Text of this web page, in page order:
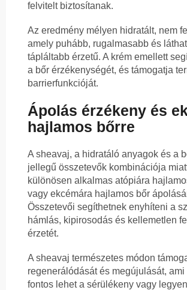
felvitelt biztosítanak.
Az eredmény mélyen hidratált, nem
amely puhább, rugalmasabb és
tápláltabb érzetű. A krém emellett
a bőr érzékenységét, és támogatja
barrierfunkcióját.
Ápolás érzékeny és
hajlamos bőrre
A sheavaj, a hidratáló anyagok és a
jellegű összetevők kombinációja
különösen alkalmas atópiára
vagy ekcémára hajlamos bőr
Összetevői segíthetnek enyhíteni a
hámlás, kipirosodás és kellemetlen
érzetét.
A sheavaj természetes módon
regenerálódását és megújulását,
fontos lehet a sérülékeny vagy